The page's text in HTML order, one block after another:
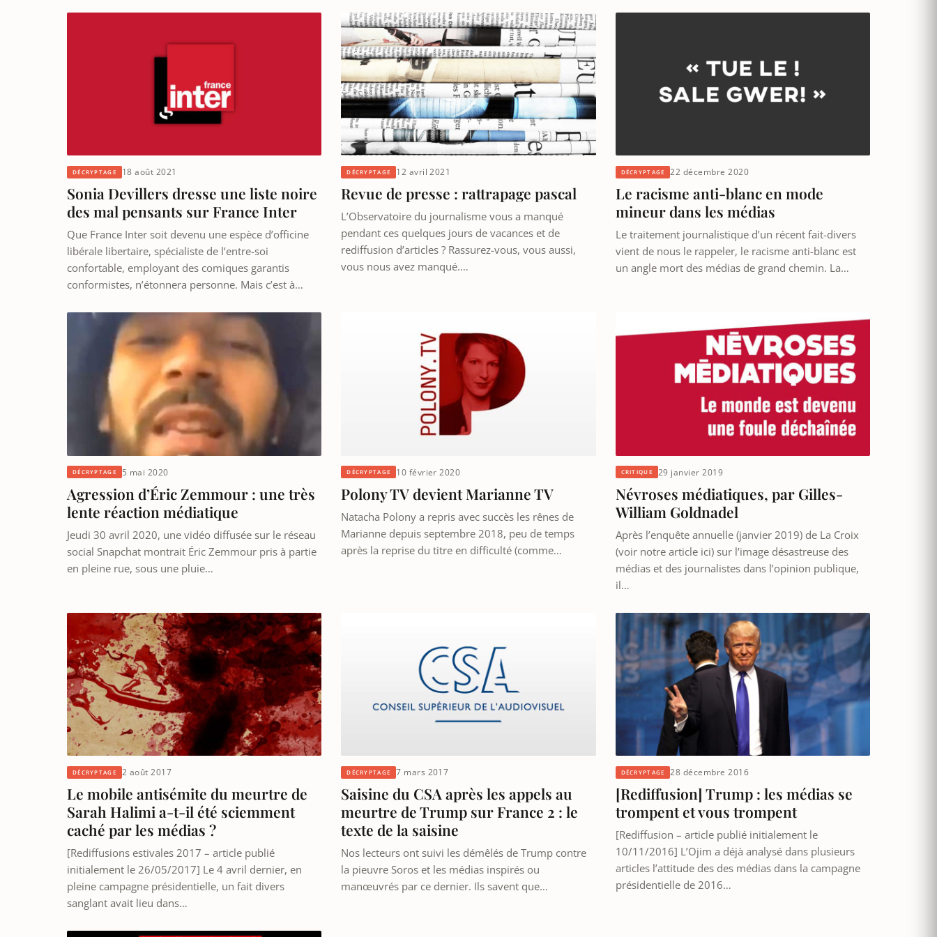
DÉCRYPTAGE 18 août 2021
Sonia Devillers dresse une liste noire
des mal pensants sur France Inter
Que France Inter soit devenu une espèce d’officine
libérale libertaire, spécialiste de l’entre-soi
confortable, employant des comiques garantis
conformistes, n’étonnera personne. Mais c’est à…
DÉCRYPTAGE 12 avril 2021
Revue de presse : rattrapage pascal
L’Observatoire du journalisme vous a manqué
pendant ces quelques jours de vacances et de
rediffusion d’articles ? Rassurez-vous, vous aussi,
vous nous avez manqué.…
DÉCRYPTAGE 22 décembre 2020
Le racisme anti-blanc en mode
mineur dans les médias
Le traitement journalistique d’un récent fait-divers
vient de nous le rappeler, le racisme anti-blanc est
un angle mort des médias de grand chemin. La…
DÉCRYPTAGE 5 mai 2020
Agression d’Éric Zemmour : une très
lente réaction médiatique
Jeudi 30 avril 2020, une vidéo diffusée sur le réseau
social Snapchat montrait Éric Zemmour pris à partie
en pleine rue, sous une pluie…
DÉCRYPTAGE 10 février 2020
Polony TV devient Marianne TV
Natacha Polony a repris avec succès les rênes de
Marianne depuis septembre 2018, peu de temps
après la reprise du titre en difficulté (comme…
CRITIQUE 29 janvier 2019
Névroses médiatiques, par Gilles-
William Goldnadel
Après l’enquête annuelle (janvier 2019) de La Croix
(voir notre article ici) sur l’image désastreuse des
médias et des journalistes dans l’opinion publique,
il…
DÉCRYPTAGE 2 août 2017
Le mobile antisémite du meurtre de
Sarah Halimi a-t-il été sciemment
caché par les médias ?
[Rediffusions estivales 2017 – article publié
initialement le 26/05/2017] Le 4 avril dernier, en
pleine campagne présidentielle, un fait divers
sanglant avait lieu dans…
DÉCRYPTAGE 7 mars 2017
Saisine du CSA après les appels au
meurtre de Trump sur France 2 : le
texte de la saisine
Nos lecteurs ont suivi les démêlés de Trump contre
la pieuvre Soros et les médias inspirés ou
manœuvrés par ce dernier. Ils savent que…
DÉCRYPTAGE 28 décembre 2016
[Rediffusion] Trump : les médias se
trompent et vous trompent
[Rediffusion – article publié initialement le
10/11/2016] L’Ojim a déjà analysé dans plusieurs
articles l’attitude des des médias dans la campagne
présidentielle de 2016…